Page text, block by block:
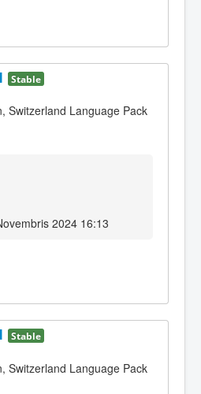
Stable
Switzerland Language Pack
2024 16:13
Stable
Switzerland Language Pack